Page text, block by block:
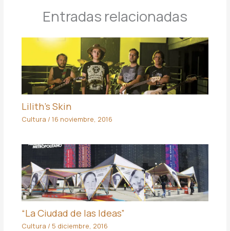
Entradas relacionadas
Lilith’s Skin
Cultura / 16 noviembre, 2016
“La Ciudad de las Ideas”
Cultura / 5 diciembre, 2016